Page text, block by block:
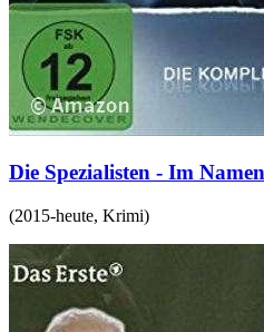
Die Spezialisten - Im
(2015-heute, Krimi)